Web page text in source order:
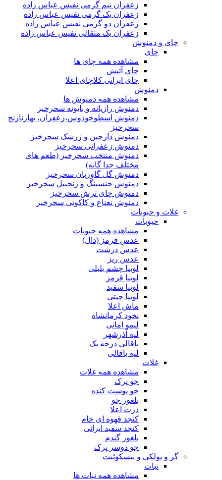
زعفران نیم گرمی نفیس عباس زاده
زعفران یک گرمی نفیس عباس زاده
زعفران دو گرمی نفیس عباس زاده
زعفران یک مثقالی نفیس عباس زاده
چای و دمنوش
چای
مشاهده همه چای ها
چای آتیش
چای ایرانی کلاچای اعلا
دمنوش
مشاهده همه دمنوش ها
دمنوش رازیانه و بابونه سحرخیز
دمنوش اسطوخودوس،زعفران، بهارنارنج
سحرخیز
دمنوش دارچین و زرشک سحرخیز
دمنوش زعفرانی سحرخیز
دمنوش منتخب سحرخیز (طعم های
مختلف جدا گانه)
دمنوش گل گاوزبان سحرخیز
دمنوش جنسینگ و زنجبیل سحرخیز
دمنوش چای ترش سحرخیز
دمنوش نعناع و کاکوتی سحرخیز
غلات و حبوبات
حبوبات
مشاهده همه حبوبات
عدس قرمز (دال)
عدس درشت
عدس ریز
لوبیا چشم بلبلی
لوبیا قرمز
لوبیا سفید
لوبیا چیتی
ماش اعلا
نخود کرمانشاه
لیمو امانی
لپه آذرشهر
باقالی درجه یک
لپه باقالی
غلات
مشاهده همه غلات
جو پرک
جو پوست کنده
بلغور جو
ذرت اعلا
کنجد قهوه ای خام
کنجد سفید ایرانی
بلغور گندم
جو دوسر پرک
گز و پولکی و بیسکوئیت
نبات
مشاهده همه نبات ها